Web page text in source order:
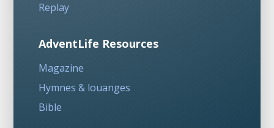
Replay
AdventLife Resources
Magazine
Hymnes & louanges
Bible